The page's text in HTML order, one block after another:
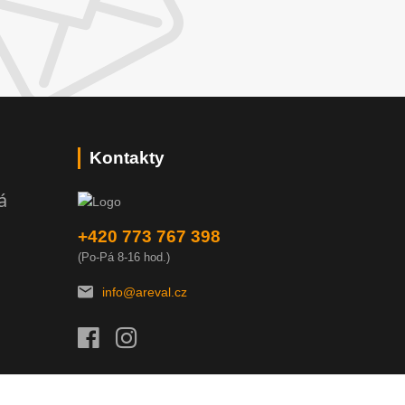
Kontakty
+420 773 767 398
(Po-Pá 8-16 hod.)
info@areval.cz